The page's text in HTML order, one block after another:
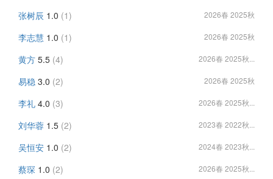
张树辰 1.0 (1) 2026春 2025秋
李志慧 1.0 (1) 2026春 2025秋
黄方 5.5 (4) 2026春 2025秋...
易稳 3.0 (2) 2026春 2025秋
李礼 4.0 (3) 2026春 2025秋...
刘华蓉 1.5 (2) 2023春 2022秋...
吴恒安 1.0 (2) 2024春 2023秋...
蔡琛 1.0 (2) 2026春 2025秋...